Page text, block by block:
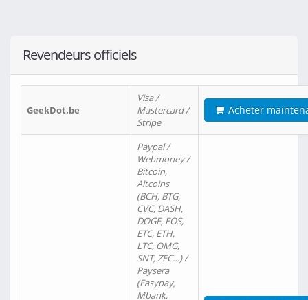
Revendeurs officiels
GeekDot.be
Visa /
Mastercard /
Stripe
Acheter
Paypal /
Webmoney /
Bitcoin,
Altcoins
(BCH, BTG,
CVC, DASH,
DOGE, EOS,
ETC, ETH,
LTC, OMG,
SNT, ZEC…) /
Paysera
(Easypay,
Mbank,